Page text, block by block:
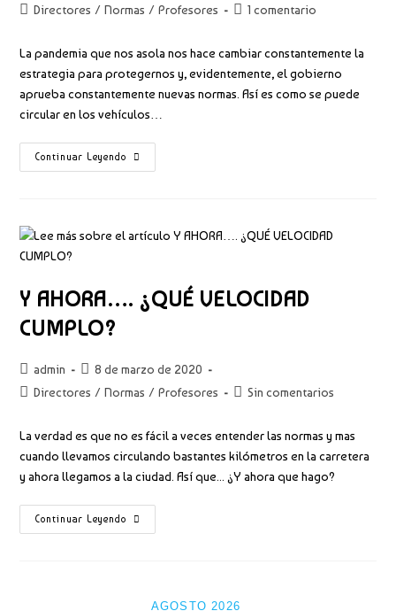
de
de
Categoría
la
entrada:
Directores / Normas / Profesores
Comentarios
la
1 comentario
La pandemia que nos asola nos hace cambiar constantemente la
estrategia para protegernos y, evidentemente, el gobierno
aprueba constantemente nuevas normas. Así es como se puede
circular en los vehículos…
Continuar Leyendo
ASÍ
SE
1
DEL
Y AHORA…. ¿QUÉ VELOCIDAD
CUMPLO?
Autor
de
admin
Publicación
de
8 de marzo de 2020
Categoría
la
Directores / Normas / Profesores
Comentarios
Sin comentarios
La verdad es que no es fácil a veces entender las normas y mas
cuando llevamos circulando bastantes kilómetros en la carretera
y ahora llegamos a la ciudad. Así que... ¿Y ahora que hago?
Continuar Leyendo
Y
AHORA….
AGOSTO 2026